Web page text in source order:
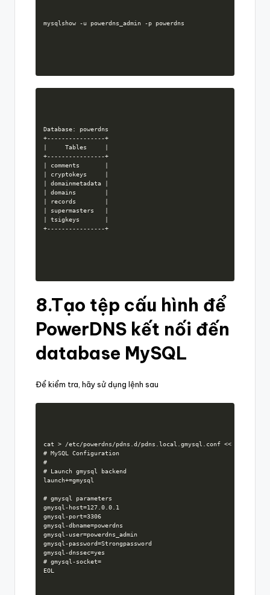
mysqlshow -u powerdns_admin -p powerdns
Database: powerdns
+----------------+
|     Tables     |
+----------------+
| comments       |
| cryptokeys     |
| domainmetadata |
| domains        |
| records        |
| supermasters   |
| tsigkeys       |
+----------------+
8.Tạo tệp cấu hình để
PowerDNS kết nối đến
database MySQL
Để kiểm tra, hãy sử dụng lệnh sau
cat > /etc/powerdns/pdns.d/pdns.local.gmysql.conf << 'EOL'
# MySQL Configuration
#
# Launch gmysql backend
launch+=gmysql
# gmysql parameters
gmysql-host=127.0.0.1
gmysql-port=3306
gmysql-dbname=powerdns
gmysql-user=powerdns_admin
gmysql-password=Strongpassword
gmysql-dnssec=yes
# gmysql-socket=
EOL